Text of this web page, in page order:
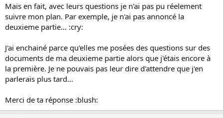
Mais en fait, avec leurs questions je n'ai pas pu réelement
suivre mon plan. Par exemple, je n'ai pas annoncé la
deuxieme partie... :cry:
J'ai enchainé parce qu'elles me posées des questions sur des
documents de ma deuxieme partie alors que j'étais encore à
la première. Je ne pouvais pas leur dire d'attendre que j'en
parlerais plus tard...
Merci de ta réponse :blush: